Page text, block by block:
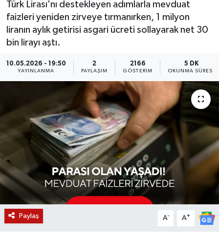
Türk Lirası'nı destekleyen adımlarla mevduat
faizleri yeniden zirveye tırmanırken, 1 milyon
liranın aylık getirisi asgari ücreti sollayarak net 30
bin lirayı aştı.
10.05.2026 - 19:50
YAYINLANMA
2
PAYLAŞIM
2166
GÖSTERIM
5 DK
OKUNMA SÜRESI
Paylaş A- A+
KÜLTÜR SANAT
YAŞAM
LIFE
SARIGÖL
SARUHANLI
SELENDİ
DEMİRCİ
GÖLMARMARA
GÖRDES
KÖPRÜBAŞI
SOMA
KÖPRÜBAŞI
KULA
SALİHLİ
SARUHANLI
ŞEHZADELER
SELENDİ
SOMA
TURGUTLU
EKONOMİ
EĞİTİM
KÜLTÜR SANAT
YAŞAM
LIFE
BİLİM VE TEKNOLOJİ
YAZARLAR
MANİSA'NIN YÖRESEL LEZZETLERİ